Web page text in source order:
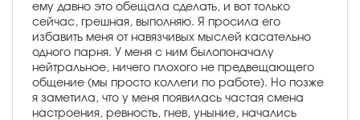
ему давно это обещала сделать, и вот только
сейчас, грешная, выполняю. Я просила его
избавить меня от навязчивых мыслей касательно
одного парня. У меня с ним былопоначалу
нейтральное, ничего плохого не предвещающего
общение (мы просто коллеги по работе). Но позже
я заметила, что у меня появилась частая смена
настроения, ревность, гнев, уныние, начались